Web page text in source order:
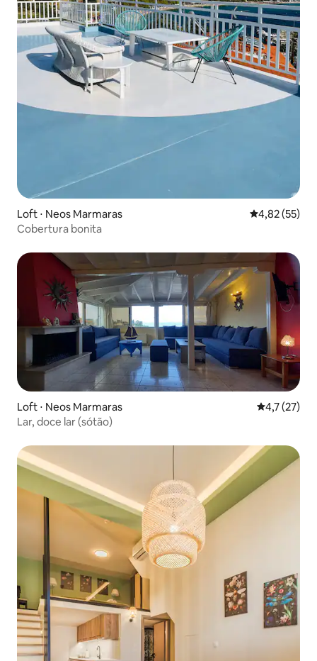
Loft ⋅ Neos Marmaras 4,82 de uma
4,82 (55)
Cobertura bonita
Loft ⋅ Neos Marmaras 4,7 de uma
4,7 (27)
Lar, doce lar (sótão)